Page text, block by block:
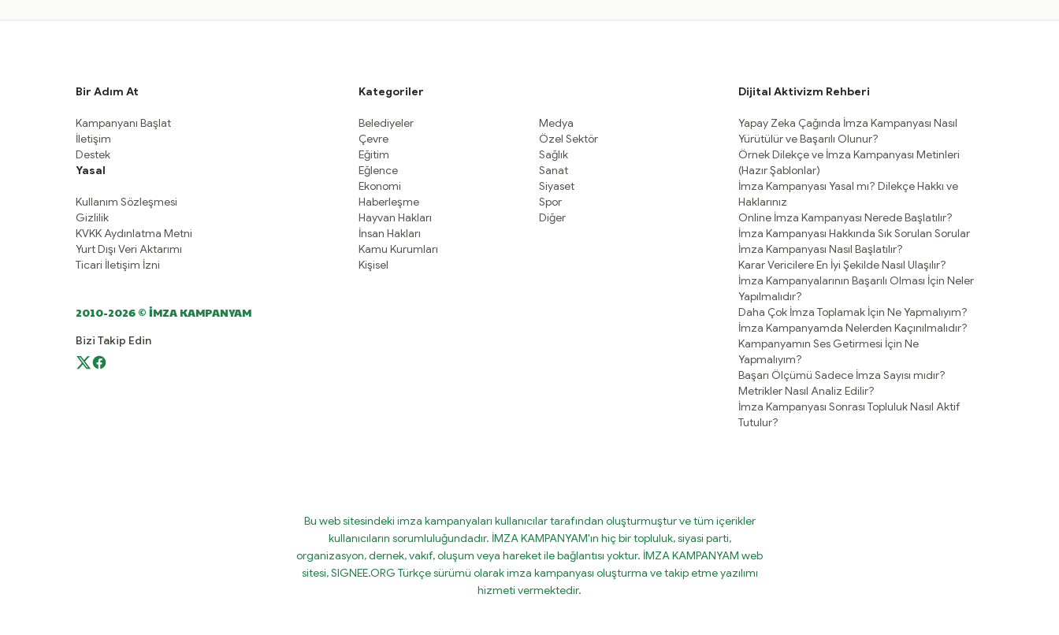
Bir Adım At
Kampanyanı Başlat
İletişim
Destek
Yasal
Kullanım Sözleşmesi
Gizlilik
KVKK Aydınlatma Metni
Yurt Dışı Veri Aktarımı
Ticari İletişim İzni
2010-2026 © İMZA KAMPANYAM
Bizi Takip Edin
Kategoriler
Belediyeler
Çevre
Eğitim
Eğlence
Ekonomi
Haberleşme
Hayvan Hakları
İnsan Hakları
Kamu Kurumları
Kişisel
Medya
Özel Sektör
Sağlık
Sanat
Siyaset
Spor
Diğer
Dijital Aktivizm Rehberi
Yapay Zeka Çağında İmza Kampanyası Nasıl
Yürütülür ve Başarılı Olunur?
Örnek Dilekçe ve İmza Kampanyası Metinleri
(Hazır Şablonlar)
İmza Kampanyası Yasal mı? Dilekçe Hakkı ve
Haklarınız
Online İmza Kampanyası Nerede Başlatılır?
İmza Kampanyası Hakkında Sık Sorulan Sorular
İmza Kampanyası Nasıl Başlatılır?
Karar Vericilere En İyi Şekilde Nasıl Ulaşılır?
İmza Kampanyalarının Başarılı Olması İçin Neler
Yapılmalıdır?
Daha Çok İmza Toplamak İçin Ne Yapmalıyım?
İmza Kampanyamda Nelerden Kaçınılmalıdır?
Kampanyamın Ses Getirmesi İçin Ne
Yapmalıyım?
Başarı Ölçümü Sadece İmza Sayısı mıdır?
Metrikler Nasıl Analiz Edilir?
İmza Kampanyası Sonrası Topluluk Nasıl Aktif
Tutulur?
Bu web sitesindeki imza kampanyaları kullanıcılar tarafından oluşturmuştur ve tüm içerikler
kullanıcıların sorumluluğundadır. İMZA KAMPANYAM'ın hiç bir topluluk, siyasi parti,
organizasyon, dernek, vakıf, oluşum veya hareket ile bağlantısı yoktur. İMZA KAMPANYAM web
sitesi, SIGNEE.ORG Türkçe sürümü olarak imza kampanyası oluşturma ve takip etme yazılımı
hizmeti vermektedir.